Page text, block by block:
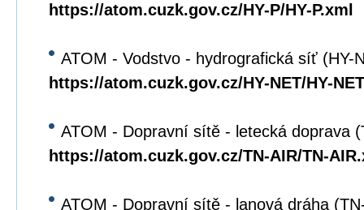
https://atom.cuzk.gov.cz/HY-P/HY-P.xml
ATOM - Vodstvo - hydrografická síť (HY-
https://atom.cuzk.gov.cz/HY-NET/HY-
ATOM - Dopravní sítě - letecká doprava
https://atom.cuzk.gov.cz/TN-AIR/TN-
ATOM - Dopravní sítě - lanová dráha